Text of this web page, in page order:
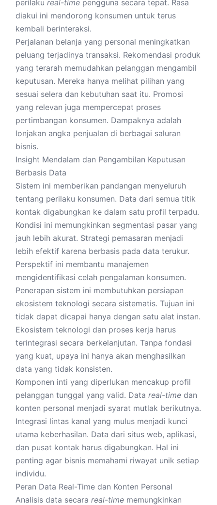
perilaku real-time pengguna secara tepat. Rasa
diakui ini mendorong konsumen untuk terus
kembali berinteraksi.
Perjalanan belanja yang personal meningkatkan
peluang terjadinya transaksi. Rekomendasi produk
yang terarah memudahkan pelanggan mengambil
keputusan. Mereka hanya melihat pilihan yang
sesuai selera dan kebutuhan saat itu. Promosi
yang relevan juga mempercepat proses
pertimbangan konsumen. Dampaknya adalah
lonjakan angka penjualan di berbagai saluran
bisnis.
Insight Mendalam dan Pengambilan Keputusan
Berbasis Data
Sistem ini memberikan pandangan menyeluruh
tentang perilaku konsumen. Data dari semua titik
kontak digabungkan ke dalam satu profil terpadu.
Kondisi ini memungkinkan segmentasi pasar yang
jauh lebih akurat. Strategi pemasaran menjadi
lebih efektif karena berbasis pada data terukur.
Perspektif ini membantu manajemen
mengidentifikasi celah pengalaman konsumen.
Penerapan sistem ini membutuhkan persiapan
ekosistem teknologi secara sistematis. Tujuan ini
tidak dapat dicapai hanya dengan satu alat instan.
Ekosistem teknologi dan proses kerja harus
terintegrasi secara berkelanjutan. Tanpa fondasi
yang kuat, upaya ini hanya akan menghasilkan
data yang tidak konsisten.
Komponen inti yang diperlukan mencakup profil
pelanggan tunggal yang valid. Data real-time dan
konten personal menjadi syarat mutlak berikutnya.
Integrasi lintas kanal yang mulus menjadi kunci
utama keberhasilan. Data dari situs web, aplikasi,
dan pusat kontak harus digabungkan. Hal ini
penting agar bisnis memahami riwayat unik setiap
individu.
Peran Data Real-Time dan Konten Personal
Analisis data secara real-time memungkinkan